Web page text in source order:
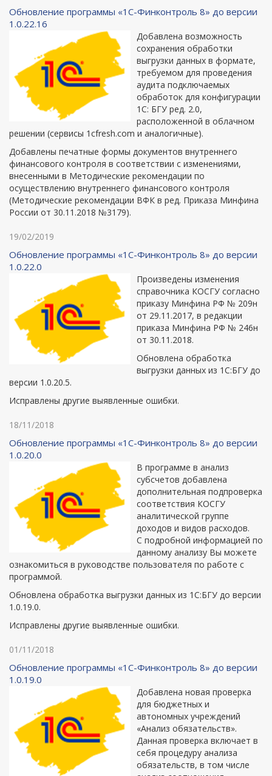
Обновление программы «1С-Финконтроль 8» до версии
1.0.22.16
Добавлена возможность
сохранения обработки
выгрузки данных в формате,
требуемом для проведения
аудита подключаемых
обработок для конфигурации
1С: БГУ ред. 2.0,
расположенной в облачном
решении (сервисы 1cfresh.com и аналогичные).
Добавлены печатные формы документов внутреннего
финансового контроля в соответствии с изменениями,
внесенными в Методические рекомендации по
осуществлению внутреннего финансового контроля
(Методические рекомендации ВФК в ред. Приказа Минфина
России от 30.11.2018 №3179).
19/02/2019
Обновление программы «1С-Финконтроль 8» до версии
1.0.22.0
Произведены изменения
справочника КОСГУ согласно
приказу Минфина РФ № 209н
от 29.11.2017, в редакции
приказа Минфина РФ № 246н
от 30.11.2018.
Обновлена обработка
выгрузки данных из 1С:БГУ до
версии 1.0.20.5.
Исправлены другие выявленные ошибки.
18/11/2018
Обновление программы «1С-Финконтроль 8» до версии
1.0.20.0
В программе в анализ
субсчетов добавлена
дополнительная подпроверка
соответствия КОСГУ
аналитической группе
доходов и видов расходов.
С подробной информацией по
данному анализу Вы можете
ознакомиться в руководстве пользователя по работе с
программой.
Обновлена обработка выгрузки данных из 1С:БГУ до версии
1.0.19.0.
Исправлены другие выявленные ошибки.
01/11/2018
Обновление программы «1С-Финконтроль 8» до версии
1.0.19.0
Добавлена новая проверка
для бюджетных и
автономных учреждений
«Анализ обязательств».
Данная проверка включает в
себя процедуру анализа
обязательств, в том числе